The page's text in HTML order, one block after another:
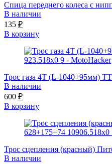
Спица переднего колеса с
В наличии
135 ₽
В корзину
Трос газа 4Т (L-1040+95мм)
В наличии
600 ₽
В корзину
Трос сцепления (красный)
В наличии